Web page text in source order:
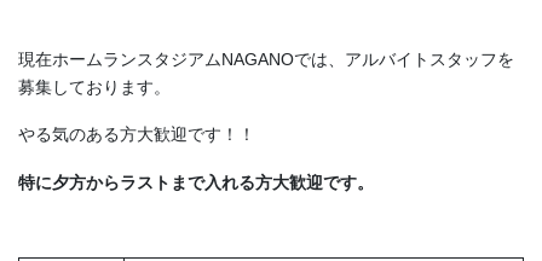
現在ホームランスタジアムNAGANOでは、アルバイトスタッフを
募集しております。
やる気のある方大歓迎です！！
特に夕方からラストまで入れる方大歓迎です。